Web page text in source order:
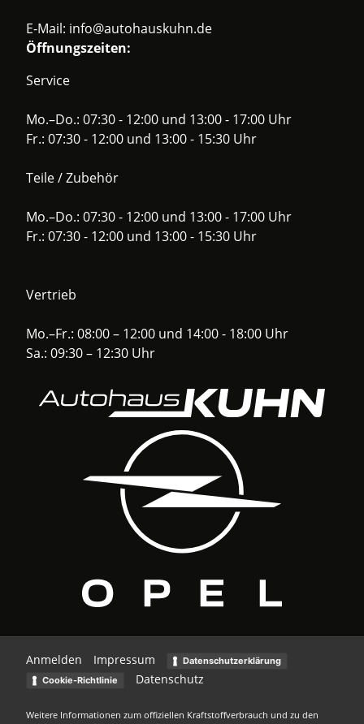
E-Mail: info@autohauskuhn.de
Öffnungszeiten:
Service
Mo.–Do.: 07:30 - 12:00 und 13:00 - 17:00 Uhr
Fr.: 07:30 - 12:00 und 13:00 - 15:30 Uhr
Teile / Zubehör
Mo.–Do.: 07:30 - 12:00 und 13:00 - 17:00 Uhr
Fr.: 07:30 - 12:00 und 13:00 - 15:30 Uhr
Vertrieb
Mo.–Fr.: 08:00 – 12:00 und 14:00 - 18:00 Uhr
Sa.: 09:30 – 12:30 Uhr
Anmelden Impressum
Datenschutzerklärung
Cookie-Richtlinie
Datenschutz
Weitere Informationen zum offiziellen Kraftstoffverbrauch und zu den